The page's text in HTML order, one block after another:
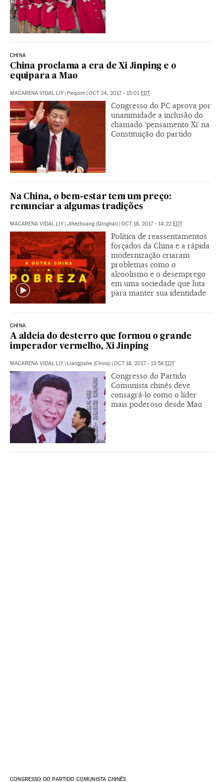
CHINA
China proclama a era de Xi Jinping e o
equipara a Mao
MACARENA VIDAL LIY | Pequim | OCT 24, 2017 - 15:01EDT
Congresso do PC aprova por
unanimidade a inclusão do
chamado ‘pensamento Xi’ na
Constituição do partido
Na China, o bem-estar tem um preço:
renunciar a algumas tradições
MACARENA VIDAL LIY | Jihezhuang (Qinghai) | OCT 18, 2017 - 14:22 EDT
Política de reassentamentos
forçados da China e a rápida
modernização criaram
problemas como o
alcoolismo e o desemprego
em uma sociedade que luta
para manter sua identidade
CHINA
A aldeia do desterro que formou o grande
imperador vermelho, Xi Jinping
MACARENA VIDAL LIY | Liangjiahe (China) | OCT 18, 2017 - 13:58 EDT
Congresso do Partido
Comunista chinês deve
consagrá-lo como o líder
mais poderoso desde Mao
CONGRESSO DO PARTIDO COMUNISTA CHINÊS